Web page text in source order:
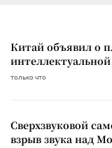
Китай объявил о
только что
Сверхзвуковой
взрыв звука над